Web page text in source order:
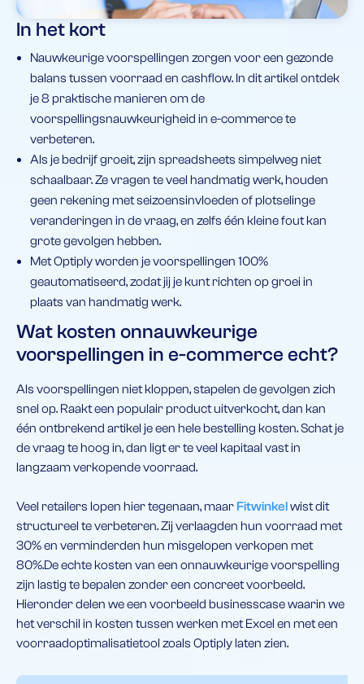
In het kort
Nauwkeurige voorspellingen zorgen voor een gezonde
balans tussen voorraad en cashflow. In dit artikel ontdek
je 8 praktische manieren om de
voorspellingsnauwkeurigheid in e-commerce te
verbeteren.
Als je bedrijf groeit, zijn spreadsheets simpelweg niet
schaalbaar. Ze vragen te veel handmatig werk, houden
geen rekening met seizoensinvloeden of plotselinge
veranderingen in de vraag, en zelfs één kleine fout kan
grote gevolgen hebben.
Met Optiply worden je voorspellingen 100%
geautomatiseerd, zodat jij je kunt richten op groei in
plaats van handmatig werk.
Wat kosten onnauwkeurige
voorspellingen in e-commerce echt?
Als voorspellingen niet kloppen, stapelen de gevolgen zich
snel op. Raakt een populair product uitverkocht, dan kan
één ontbrekend artikel je een hele bestelling kosten. Schat je
de vraag te hoog in, dan ligt er te veel kapitaal vast in
langzaam verkopende voorraad.
Veel retailers lopen hier tegenaan, maar Fitwinkelwist dit
structureel te verbeteren. Zij verlaagden hun voorraad met
30% en verminderden hun misgelopen verkopen met
80%.De echte kosten van een onnauwkeurige voorspelling
zijn lastig te bepalen zonder een concreet voorbeeld.
Hieronder delen we een voorbeeld businesscase waarin we
het verschil in kosten tussen werken met Excel en met een
voorraadoptimalisatietool zoals Optiply laten zien.